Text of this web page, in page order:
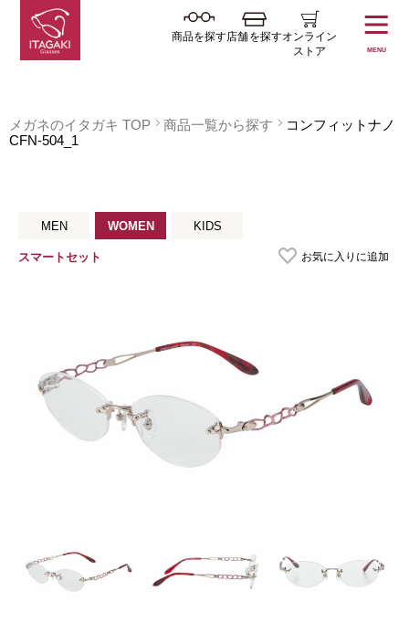
商品を探す店舗を探すオンライン
ストア
MENU
メガネのイタガキ TOP 商品一覧から探す
コンフィットナノ
CFN-504_1
MEN WOMEN KIDS
スマートセット お気に入りに追加